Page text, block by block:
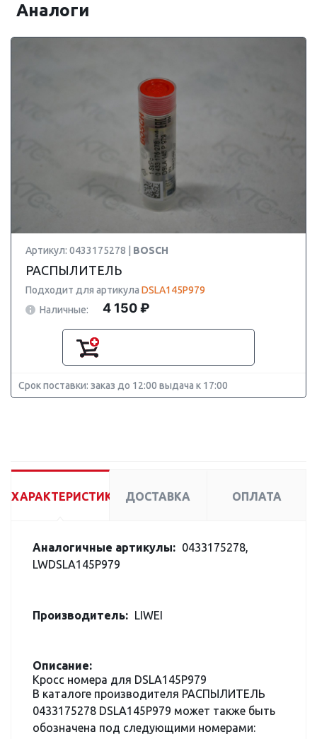
Аналоги
Артикул: 0433175278 | BOSCH
РАСПЫЛИТЕЛЬ
Подходит для артикула DSLA145P979
Наличные:
4 150 ₽
Срок поставки: заказ до 12:00 выдача к 17:00
ХАРАКТЕРИСТИКИ ДОСТАВКА ОПЛАТА
Аналогичные артикулы: 0433175278,
LWDSLA145P979
Производитель: LIWEI
Описание:
Кросс номера для DSLA145P979
В каталоге производителя РАСПЫЛИТЕЛЬ
0433175278 DSLA145P979 может также быть
обозначена под следующими номерами: